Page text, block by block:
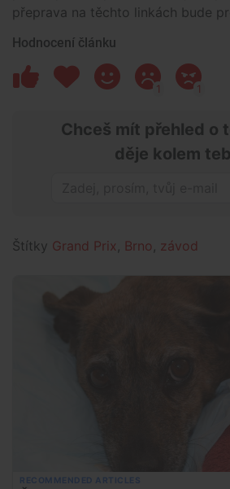
přeprava na těchto linkách bude
Hodnocení článku
1 1
Chceš mít přehled o
děje kolem
Štítky Grand Prix , Brno , závod